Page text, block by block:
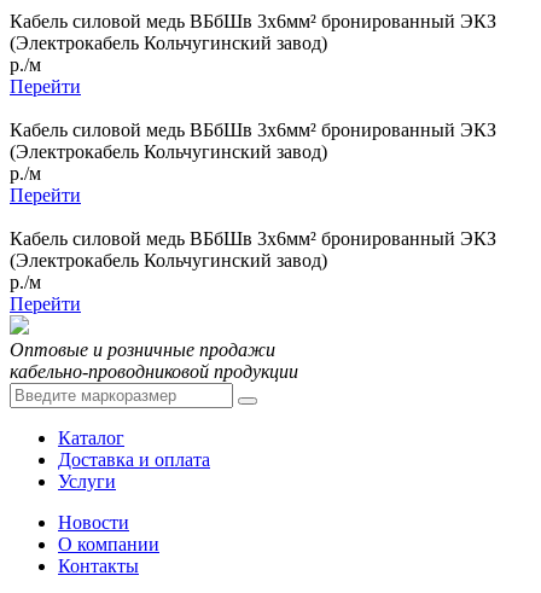
Кабель силовой медь ВБбШв 3x6мм² бронированный ЭКЗ
(Электрокабель Кольчугинский завод)
р./м
Перейти
Кабель силовой медь ВБбШв 3x6мм² бронированный ЭКЗ
(Электрокабель Кольчугинский завод)
р./м
Перейти
Кабель силовой медь ВБбШв 3x6мм² бронированный ЭКЗ
(Электрокабель Кольчугинский завод)
р./м
Перейти
Оптовые и розничные продажи
кабельно-проводниковой продукции
Каталог
Доставка и оплата
Услуги
Новости
О компании
Контакты